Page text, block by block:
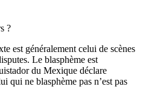
?
est généralement celui de scènes
Le blasphème est
du Mexique déclare
qui ne blasphème pas n’est pas